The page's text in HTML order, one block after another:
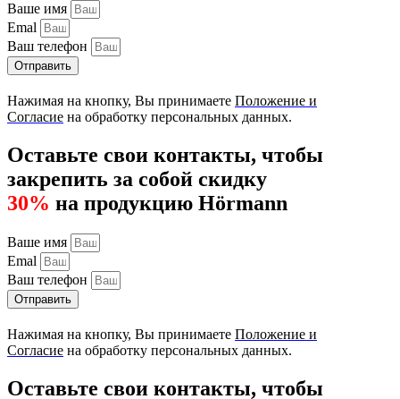
Ваше имя
Emal
Ваш телефон
Отправить
Нажимая на кнопку, Вы принимаете Положение и
Согласие на обработку персональных данных.
Оставьте свои контакты, чтобы
закрепить за собой скидку
30% на продукцию Hörmann
Ваше имя
Emal
Ваш телефон
Отправить
Нажимая на кнопку, Вы принимаете Положение и
Согласие на обработку персональных данных.
Оставьте свои контакты, чтобы